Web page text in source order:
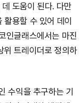
도움이 된다. 다만
용할 수 있어 데이
인글래스에서는 마진
트레이더로 정의하
수익을 추구하는 기